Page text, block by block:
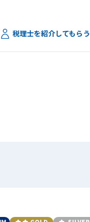
税理士を紹介してもらう